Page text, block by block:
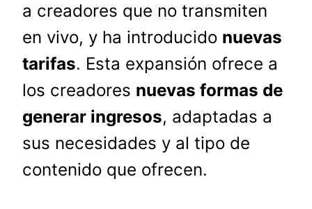
a creadores que no transmiten
en vivo, y ha introducido nuevas
tarifas. Esta expansión ofrece a
los creadores nuevas formas de
generar ingresos, adaptadas a
sus necesidades y al tipo de
contenido que ofrecen.